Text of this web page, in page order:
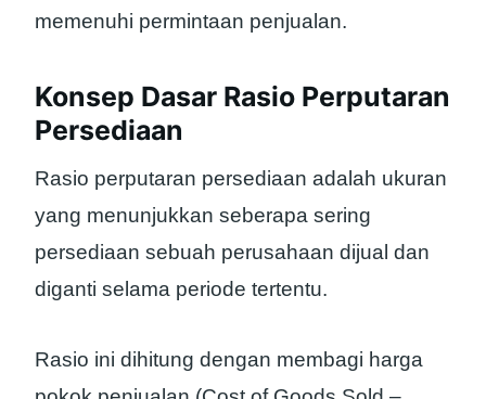
memenuhi permintaan penjualan.
Konsep Dasar Rasio Perputaran
Persediaan
Rasio perputaran persediaan adalah ukuran
yang menunjukkan seberapa sering
persediaan sebuah perusahaan dijual dan
diganti selama periode tertentu.
Rasio ini dihitung dengan membagi harga